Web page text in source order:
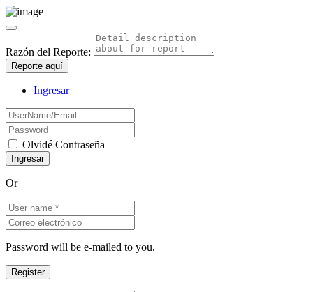
Razón del Reporte:
Reporte aquí
Ingresar
Olvidé Contraseña
Or
Password will be e-mailed to you.